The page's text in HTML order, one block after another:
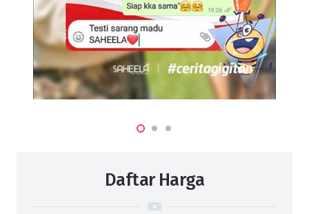
Daftar Harga